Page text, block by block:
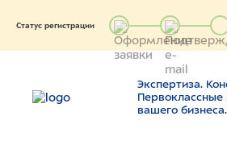
Статус регистрации
Экспертиза.
Первоклассные
вашего